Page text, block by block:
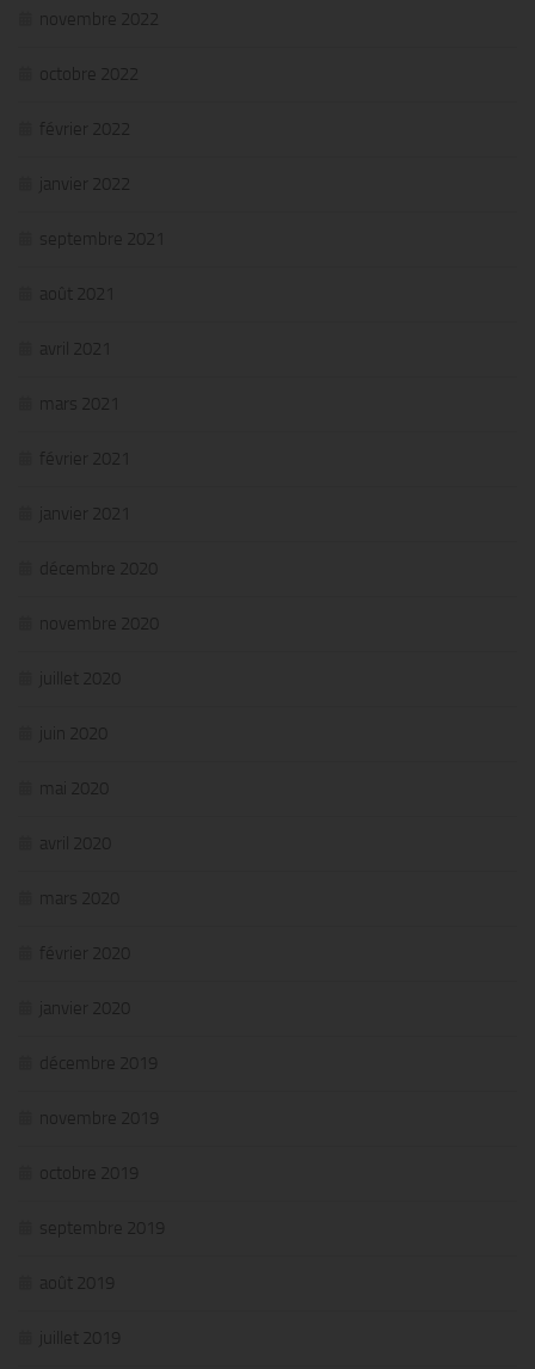
novembre 2022
octobre 2022
février 2022
janvier 2022
septembre 2021
août 2021
avril 2021
mars 2021
février 2021
janvier 2021
décembre 2020
novembre 2020
juillet 2020
juin 2020
mai 2020
avril 2020
mars 2020
février 2020
janvier 2020
décembre 2019
novembre 2019
octobre 2019
septembre 2019
août 2019
juillet 2019